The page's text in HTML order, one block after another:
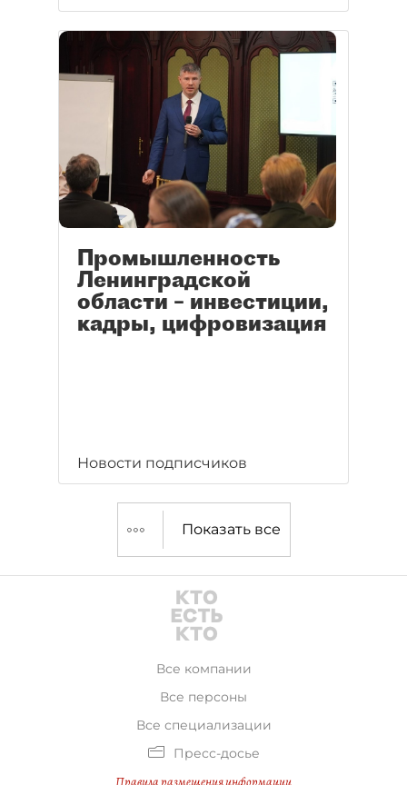
Промышленность
Ленинградской
области – инвестиции,
кадры, цифровизация
Новости подписчиков
Показать все
Все компании
Все персоны
Все специализации
Пресс-досье